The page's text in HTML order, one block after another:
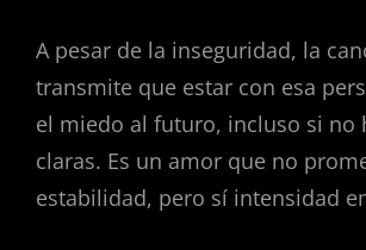
A pesar de la inseguridad, la
transmite que estar con esa
el miedo al futuro, incluso si no
claras. Es un amor que no
estabilidad, pero sí intensidad